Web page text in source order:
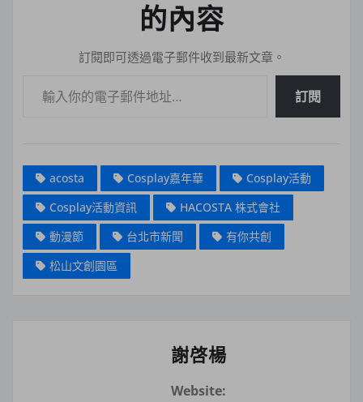
的內容
訂閱即可透過電子郵件收到最新文章。
訂閱
acosta Cosplay嘉年華
Cosplay活動
Cosplay活動資訊
HACOSTA 株式會社
動漫節
台北市新聞
有你共創
松山文創園區
謝啓楊
Website: